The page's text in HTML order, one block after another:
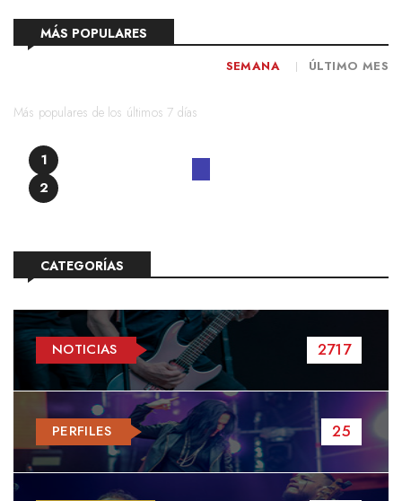
MÁS POPULARES
SEMANA ÚLTIMO MES
Más populares de los últimos 7 días
1
2
CATEGORÍAS
NOTICIAS 2717
PERFILES 25